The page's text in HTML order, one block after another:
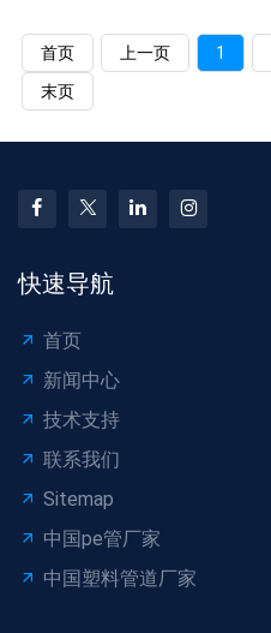
首页 上一页 1
末页
快速导航
首页
新闻中心
技术支持
联系我们
Sitemap
中国pe管厂家
中国塑料管道厂家